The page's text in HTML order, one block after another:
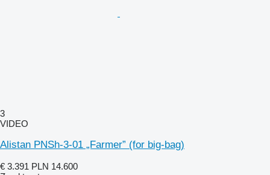
3
VIDEO
Alistan PNSh-3-01 „Farmer” (for big-bag)
€ 3.391 PLN 14.600